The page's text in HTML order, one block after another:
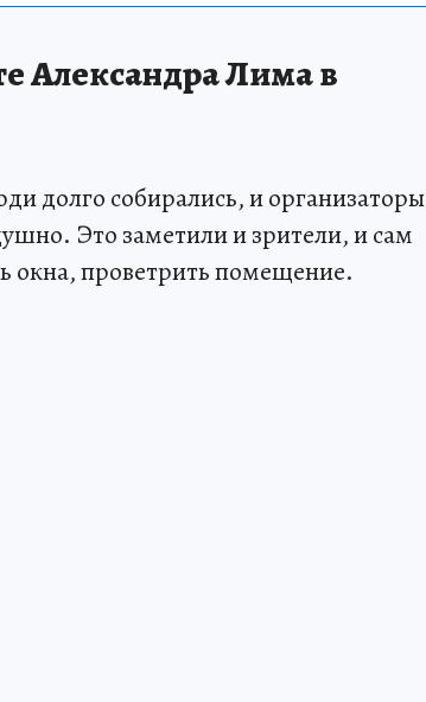
Александра Лима в
долго собирались, и организаторы
Это заметили и зрители, и сам
окна, проветрить помещение.